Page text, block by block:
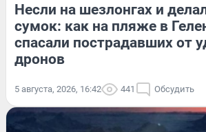
Несли на шезлонгах и
сумок: как на пляже в
спасали пострадавших от
дронов
5 августа, 2026, 16:42 441 Обсудить